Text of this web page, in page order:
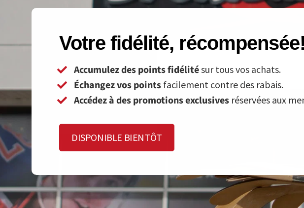
Votre fidélité, récompensée!
Accumulez des points fidélitésur tous vos achats.
Échangez vos points facilement contre des rabais.
Accédez à des promotions exclusives réservées aux
DISPONIBLE BIENTÔT